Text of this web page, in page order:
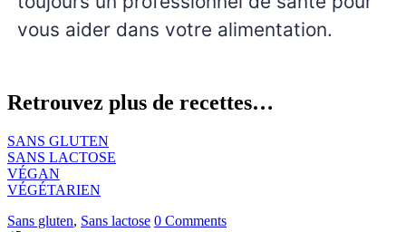
vous aider dans votre alimentation.
Retrouvez plus de recettes…
SANS GLUTEN
SANS LACTOSE
VÉGAN
VÉGÉTARIEN
Sans gluten, Sans lactose 0 Comments